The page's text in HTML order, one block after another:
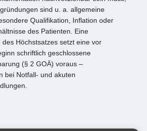
sind u. a. allgemeine
Qualifikation, Inflation oder
des Patienten. Eine
des Höchstsatzes setzt eine vor
schriftlich geschlossene
(§ 2 GOÄ) voraus –
bei Notfall- und akuten